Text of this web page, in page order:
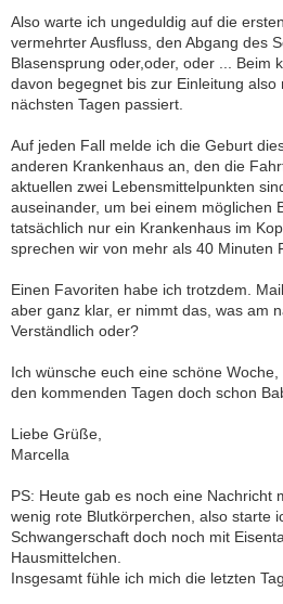
Also warte ich ungeduldig auf die
vermehrter Ausfluss, den Abgang des
Blasensprung oder,oder, oder ... Beim
davon begegnet bis zur Einleitung also
nächsten Tagen passiert.
Auf jeden Fall melde ich die Geburt
anderen Krankenhaus an, den die
aktuellen zwei Lebensmittelpunkten
auseinander, um bei einem möglichen
tatsächlich nur ein Krankenhaus im
sprechen wir von mehr als 40 Minuten
Einen Favoriten habe ich trotzdem.
aber ganz klar, er nimmt das, was am
Verständlich oder?
Ich wünsche euch eine schöne
den kommenden Tagen doch schon
Liebe Grüße,
Marcella
PS: Heute gab es noch eine Nachricht
wenig rote Blutkörperchen, also starte
Schwangerschaft doch noch mit
Hausmittelchen.
Insgesamt fühle ich mich die letzten